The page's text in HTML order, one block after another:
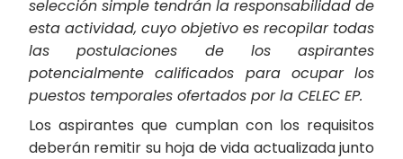
selección simple tendrán la responsabilidad de
esta actividad, cuyo objetivo es recopilar todas
las postulaciones de los aspirantes
potencialmente calificados para ocupar los
puestos temporales ofertados por la CELEC EP.
Los aspirantes que cumplan con los requisitos
deberán remitir su hoja de vida actualizada junto